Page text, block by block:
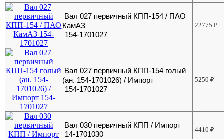
Вал 027 первичный КПП-154 / ПАО
КамАЗ
154-1701027
22775₽
Вал 027 первичный КПП-154 голый
(ан. 154-1701026) / Импорт
154-1701027
5250₽
Вал 030 первичный КПП / Импорт
14-1701030
4410₽